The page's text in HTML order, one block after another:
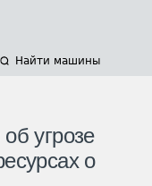
Найти машины
угрозе
о